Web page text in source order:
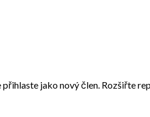
jako nový člen. Rozšiřte